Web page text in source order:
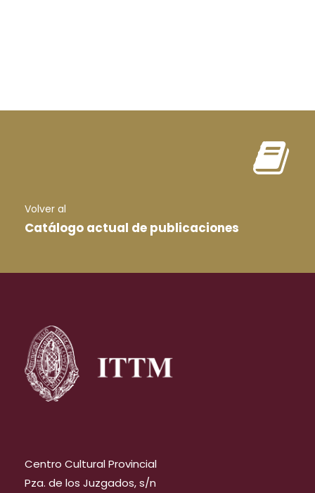
Volver al
Catálogo actual de publicaciones
Centro Cultural Provincial
Pza. de los Juzgados, s/n